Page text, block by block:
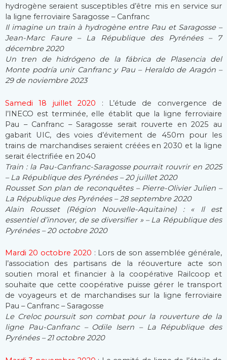
hydrogène seraient susceptibles d’être mis en service sur
la ligne ferroviaire Saragosse – Canfranc
Il imagine un train à hydrogène entre Pau et Saragosse –
Jean-Marc Faure – La République des Pyrénées – 7
décembre 2020
Un tren de hidrógeno de la fábrica de Plasencia del
Monte podría unir Canfranc y Pau – Heraldo de Aragón –
29 de noviembre 2023
Samedi 18 juillet 2020 : L’étude de convergence de
l’INECO est terminée, elle établit que la ligne ferroviaire
Pau – Canfranc – Saragosse serait rouverte en 2025 au
gabarit UIC, des voies d’évitement de 450m pour les
trains de marchandises seraient créées en 2030 et la ligne
serait électrifiée en 2040
Train : la Pau-Canfranc-Saragosse pourrait rouvrir en 2025
– La République des Pyrénées – 20 juillet 2020
Rousset Son plan de reconquêtes – Pierre-Olivier Julien –
La République des Pyrénées – 28 septembre 2020
Alain Rousset (Région Nouvelle-Aquitaine) : « Il est
essentiel d’innover, de se diversifier » – La République des
Pyrénées – 20 octobre 2020
Mardi 20 octobre 2020 : Lors de son assemblée générale,
l’association des partisans de la réouverture acte son
soutien moral et financier à la coopérative Railcoop et
souhaite que cette coopérative puisse gérer le transport
de voyageurs et de marchandises sur la ligne ferroviaire
Pau – Canfranc – Saragosse
Le Creloc poursuit son combat pour la rouverture de la
ligne Pau-Canfranc – Odile Isern – La République des
Pyrénées – 21 octobre 2020